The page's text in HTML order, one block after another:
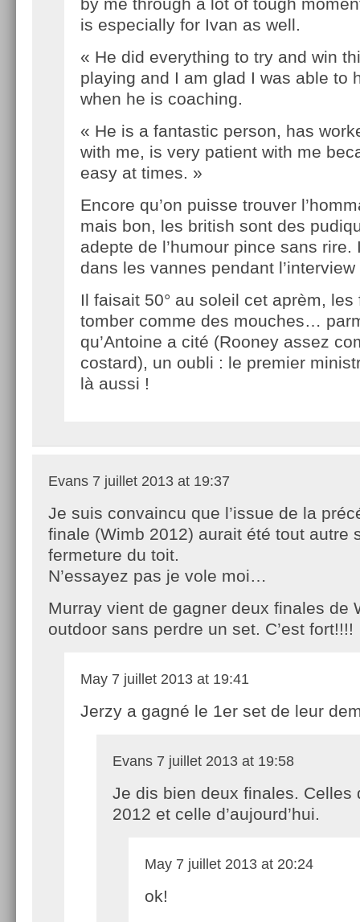
is especially for Ivan as well.
« He did everything to try and win
playing and I am glad I was able to
when he is coaching.
« He is a fantastic person, has
with me, is very patient with me
easy at times. »
Encore qu’on puisse trouver
mais bon, les british sont des
adepte de l’humour pince sans
dans les vannes pendant
Il faisait 50° au soleil cet aprèm, les
tomber comme des mouches…
qu’Antoine a cité (Rooney assez
costard), un oubli : le premier
là aussi !
Evans 7 juillet 2013 at 19:37
Je suis convaincu que l’issue de la
finale (Wimb 2012) aurait été tout autre
fermeture du toit.
N’essayez pas je vole moi…
Murray vient de gagner deux finales de
outdoor sans perdre un set. C’est fort!!!!
May 7 juillet 2013 at 19:41
Jerzy a gagné le 1er set de leur
Evans 7 juillet 2013 at 19:58
Je dis bien deux finales. Celles
2012 et celle d’aujourd’hui.
May 7 juillet 2013 at 20:24
ok!